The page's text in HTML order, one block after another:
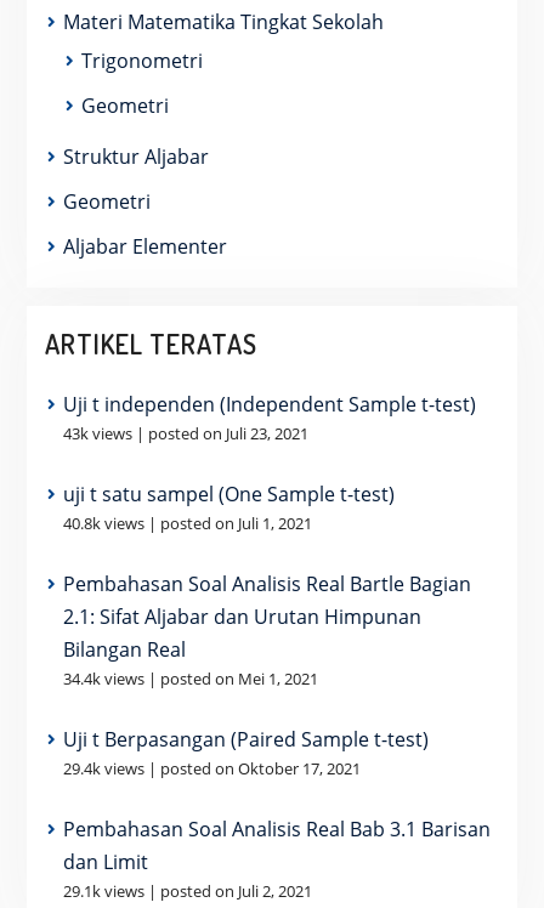
Materi Matematika Tingkat Sekolah
Trigonometri
Geometri
Struktur Aljabar
Geometri
Aljabar Elementer
ARTIKEL TERATAS
Uji t independen (Independent Sample t-test)
43k views| posted on Juli 23, 2021
uji t satu sampel (One Sample t-test)
40.8k views| posted on Juli 1, 2021
Pembahasan Soal Analisis Real Bartle Bagian
2.1: Sifat Aljabar dan Urutan Himpunan
Bilangan Real
34.4k views| posted on Mei 1, 2021
Uji t Berpasangan (Paired Sample t-test)
29.4k views| posted on Oktober 17, 2021
Pembahasan Soal Analisis Real Bab 3.1 Barisan
dan Limit
29.1k views| posted on Juli 2, 2021